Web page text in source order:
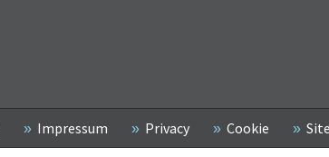
Impressum Privacy Cookie